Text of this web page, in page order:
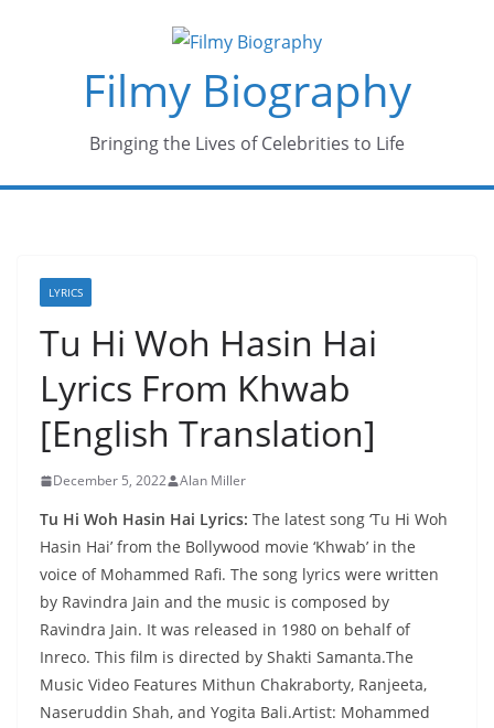
Filmy Biography
Bringing the Lives of Celebrities to Life
LYRICS
Tu Hi Woh Hasin Hai
Lyrics From Khwab
[English Translation]
December 5, 2022 Alan Miller
Tu Hi Woh Hasin Hai Lyrics: The latest song ‘Tu Hi Woh
Hasin Hai’ from the Bollywood movie ‘Khwab’ in the
voice of Mohammed Rafi. The song lyrics were written
by Ravindra Jain and the music is composed by
Ravindra Jain. It was released in 1980 on behalf of
Inreco. This film is directed by Shakti Samanta.The
Music Video Features Mithun Chakraborty, Ranjeeta,
Naseruddin Shah, and Yogita Bali.Artist: Mohammed